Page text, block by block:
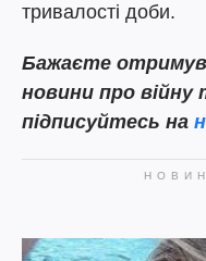
тривалості доби.
Бажаєте
новини про війну
підписуйтесь на